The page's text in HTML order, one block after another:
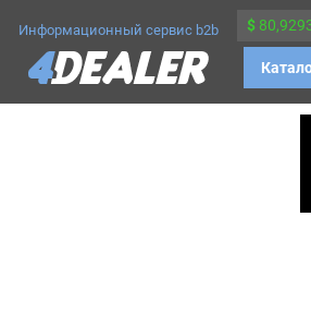
Информационный сервис b2b $